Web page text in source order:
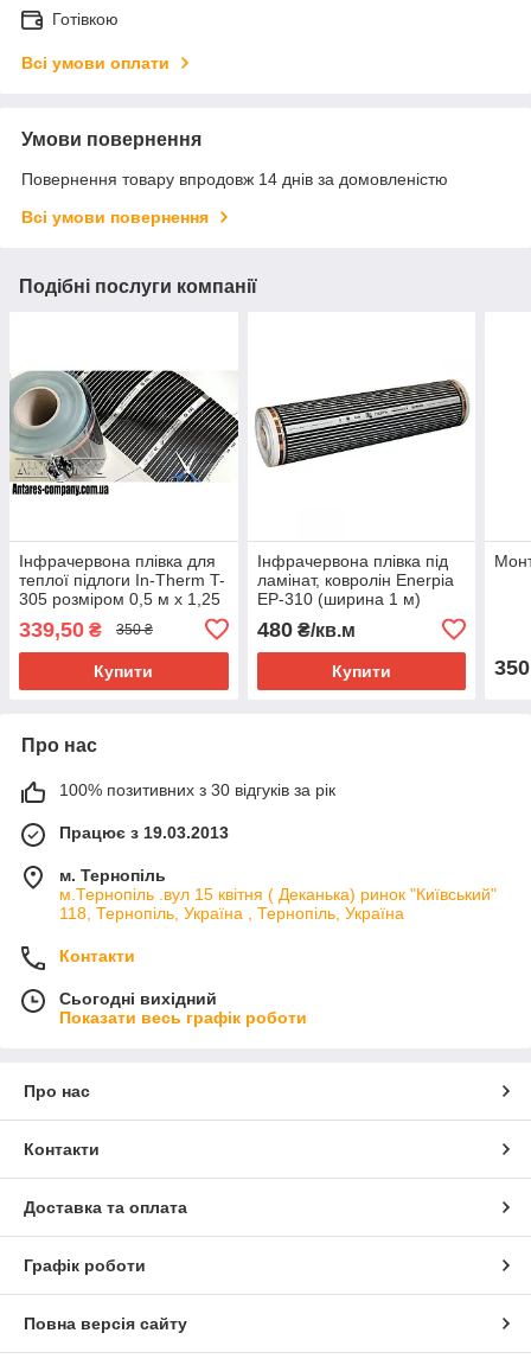
Готівкою
Всі умови оплати
Умови повернення
Повернення товару впродовж 14 днів за домовленістю
Всі умови повернення
Подібні послуги компанії
Інфрачервона плівка для
теплої підлоги In-Therm T-
305 розміром 0,5 м х 1,25
339,50 ₴ 350 ₴
Купити
Інфрачервона плівка під
ламінат, ковролін Enerpia
EP-310 (ширина 1 м)
480₴/кв.м
Купити 350
Про нас
100% позитивних з 30 відгуків за рік
Працює з 19.03.2013
м. Тернопіль
м.Тернопіль .вул 15 квітня ( Деканька) ринок "Київський"
118, Тернопіль, Україна , Тернопіль, Україна
Контакти
Сьогодні вихідний
Показати весь графік роботи
Про нас
Контакти
Доставка та оплата
Графік роботи
Повна версія сайту